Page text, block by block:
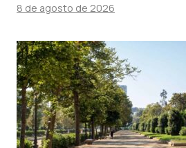
8 de agosto de 2026